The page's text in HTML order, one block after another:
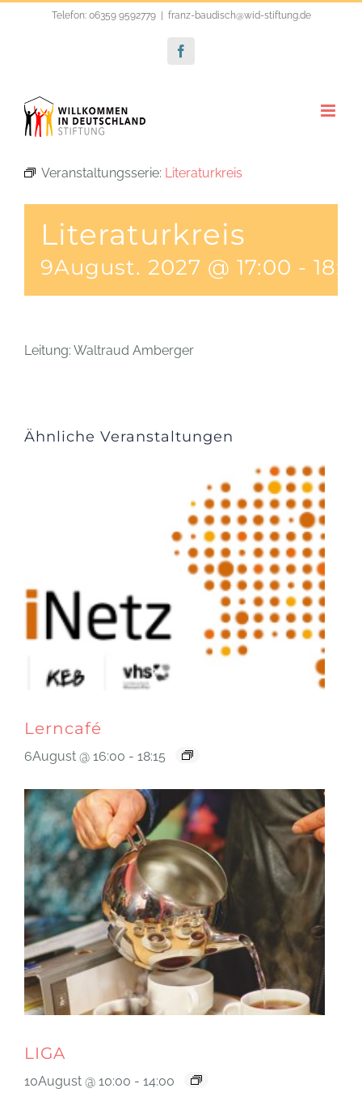
Telefon: 06359 9592779 franz-baudisch@wid-stiftung.de
Facebook
Veranstaltungsserie: Literaturkreis
Literaturkreis
9August. 2027 @ 17:00 -
Leitung: Waltraud Amberger
Ähnliche Veranstaltungen
Lerncafé
6August @ 16:00 - 18:15
LIGA
10August @ 10:00 - 14:00